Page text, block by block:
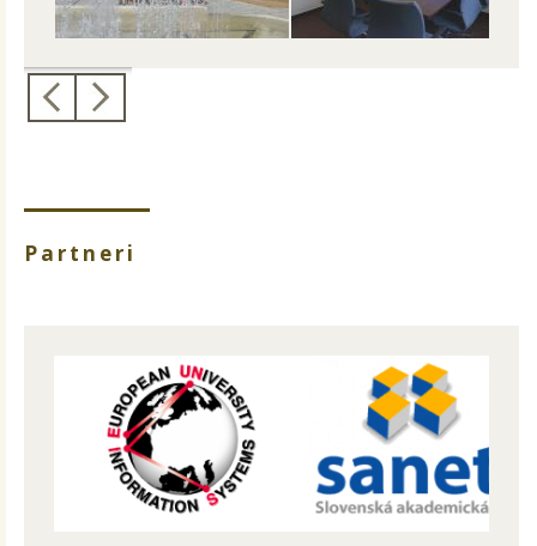
Partneri